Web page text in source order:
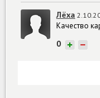
Лёха
Качество
0 + −